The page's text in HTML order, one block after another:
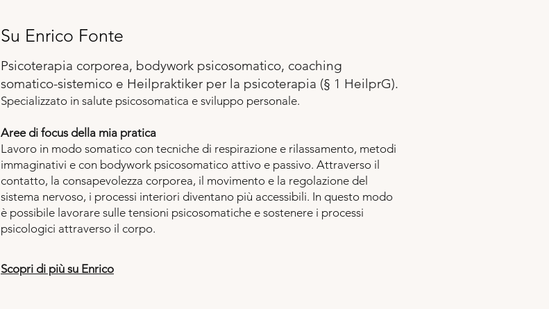
Su Enrico Fonte
Psicoterapia corporea, bodywork psicosomatico, coaching
somatico-sistemico e Heilpraktiker per la psicoterapia (§ 1 HeilprG).
Specializzato in salute psicosomatica e sviluppo personale.
Aree di focus della mia pratica
Lavoro in modo somatico con tecniche di respirazione e rilassamento, metodi
immaginativi e con bodywork psicosomatico attivo e passivo. Attraverso il
contatto, la consapevolezza corporea, il movimento e la regolazione del
sistema nervoso, i processi interiori diventano più accessibili. In questo modo
è possibile lavorare sulle tensioni psicosomatiche e sostenere i processi
psicologici attraverso il corpo.
Scopri di più su Enrico